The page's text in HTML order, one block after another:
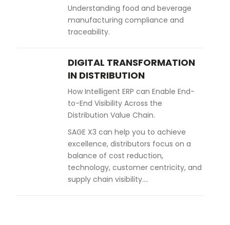
Understanding food and beverage
manufacturing compliance and
traceability.
DIGITAL TRANSFORMATION
IN DISTRIBUTION
How Intelligent ERP can Enable End-
to-End Visibility Across the
Distribution Value Chain.
SAGE X3 can help you to achieve
excellence, distributors focus on a
balance of cost reduction,
technology, customer centricity, and
supply chain visibility….